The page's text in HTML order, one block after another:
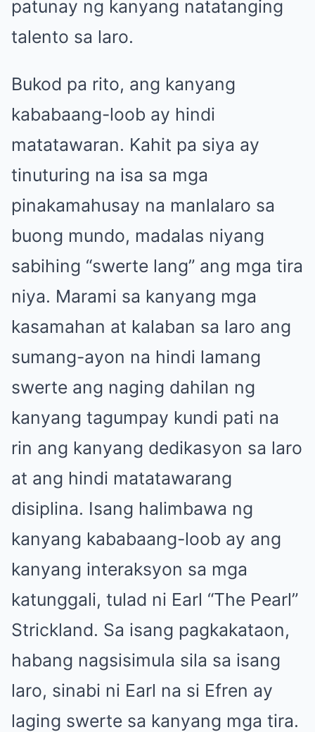
patunay ng kanyang natatanging
talento sa laro.
Bukod pa rito, ang kanyang
kababaang-loob ay hindi
matatawaran. Kahit pa siya ay
tinuturing na isa sa mga
pinakamahusay na manlalaro sa
buong mundo, madalas niyang
sabihing “swerte lang” ang mga tira
niya. Marami sa kanyang mga
kasamahan at kalaban sa laro ang
sumang-ayon na hindi lamang
swerte ang naging dahilan ng
kanyang tagumpay kundi pati na
rin ang kanyang dedikasyon sa laro
at ang hindi matatawarang
disiplina. Isang halimbawa ng
kanyang kababaang-loob ay ang
kanyang interaksyon sa mga
katunggali, tulad ni Earl “The Pearl”
Strickland. Sa isang pagkakataon,
habang nagsisimula sila sa isang
laro, sinabi ni Earl na si Efren ay
laging swerte sa kanyang mga tira.